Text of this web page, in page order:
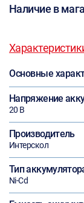
Наличие в
Основные
Напряжение
20 В
Производитель
Интерскол
Тип
Ni-Cd